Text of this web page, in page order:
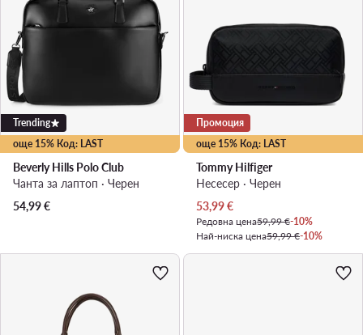
още 15% Код: LAST
Trending
Beverly Hills Polo Club
Чанта за лаптоп · Черен
54,99€
още 15% Код: LAST
Промоция
Tommy Hilfiger
Несесер · Черен
Актуална цена
53,99€
Редовна цена59,99 €-10%
Най-ниска цена59,99 €-10%